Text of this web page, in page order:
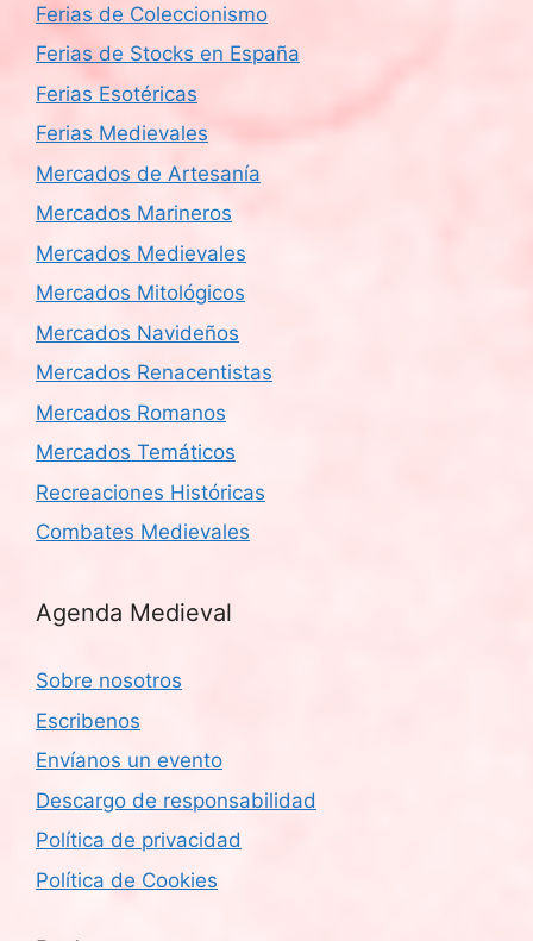
Ferias de Coleccionismo
Ferias de Stocks en España
Ferias Esotéricas
Ferias Medievales
Mercados de Artesanía
Mercados Marineros
Mercados Medievales
Mercados Mitológicos
Mercados Navideños
Mercados Renacentistas
Mercados Romanos
Mercados Temáticos
Recreaciones Históricas
Combates Medievales
Agenda Medieval
Sobre nosotros
Escribenos
Envíanos un evento
Descargo de responsabilidad
Política de privacidad
Política de Cookies